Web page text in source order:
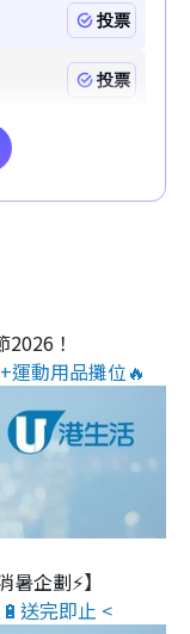
2026！
運動用品攤位🔥
企劃⚡】
送完即止 <